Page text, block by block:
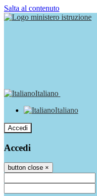
Salta al contenuto
Italiano
Italiano
Accedi
Accedi
button close ×